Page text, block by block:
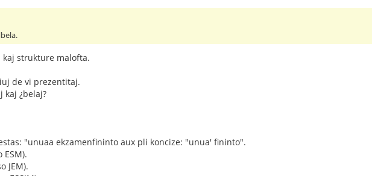
kaj strukture malofta.
de vi prezentitaj.
kaj ¿belaj?
"unuaa ekzamenfininto aux pli koncize: "unua' fininto".
ESM).
JEM).